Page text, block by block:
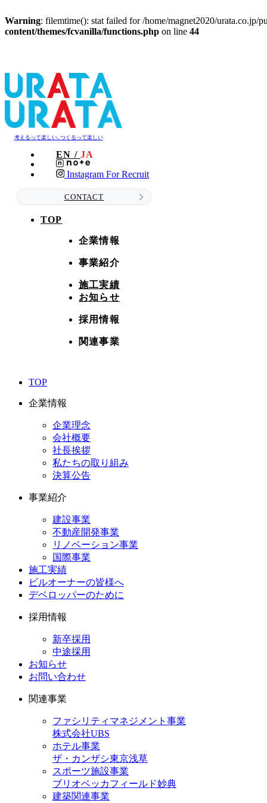
Warning: filemtime(): stat failed for /home/magnet2020/urata.co.jp/
content/themes/fcvanilla/functions.php on line 44
考えるって楽しい､つくるって楽しい
EN / JA
Instagram For Recruit
CONTACT
TOP
企業情報
事業紹介
施工実績
お知らせ
採用情報
関連事業
TOP
企業情報
企業理念
会社概要
社長挨拶
私たちの取り組み
決算公告
事業紹介
建設事業
不動産開発事業
リノベーション事業
国際事業
施工実績
ビルオーナーの皆様へ
デベロッパーのために
採用情報
新卒採用
中途採用
お知らせ
お問い合わせ
関連事業
ファシリティマネジメント事業
株式会社UBS
ホテル事業
ザ・カンザシ東京浅草
スポーツ施設事業
ブリオベッカフィールド妙典
建築関連事業